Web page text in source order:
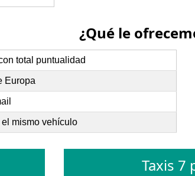
¿Qué le
total puntualidad
Europa
mismo vehículo
Taxis 7